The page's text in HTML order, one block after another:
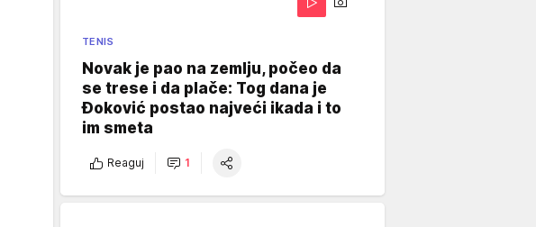
TENIS
Novak je pao na zemlju, počeo da
se trese i da plače: Tog dana je
Đoković postao najveći ikada i to
im smeta
Reaguj 1